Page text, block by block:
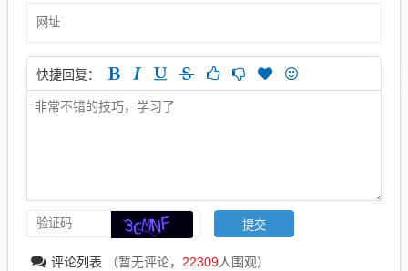
快捷回复：
评论列表 （暂无评论， 22309人围观）